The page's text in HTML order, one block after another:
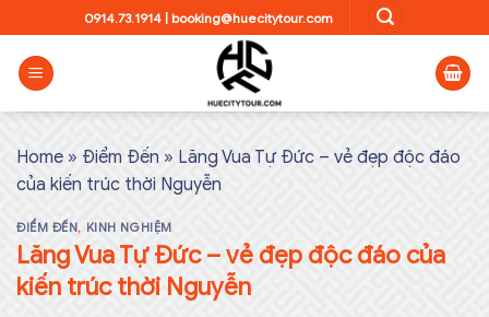
to
content
0914.73.1914 | booking@huecitytour.com
Home » Điểm Đến » Lăng Vua Tự Đức – vẻ đẹp độc đáo
của kiến trúc thời Nguyễn
ĐIỂM ĐẾN, KINH NGHIỆM
Lăng Vua Tự Đức – vẻ đẹp độc đáo của
kiến trúc thời Nguyễn